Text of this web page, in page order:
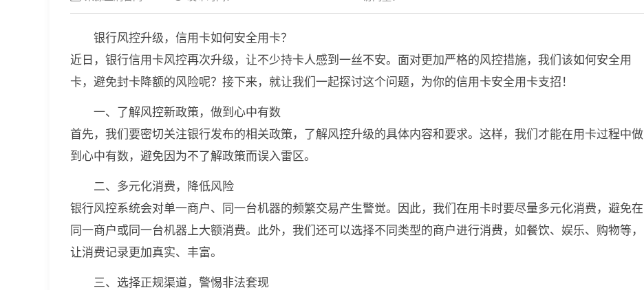
银行风控升级，信用卡如何安全用卡？
近日，银行信用卡风控再次升级，让不少持卡人感到一丝不安。面对更加严格的风控措施，我们该如何安全用
卡，避免封卡降额的风险呢？接下来，就让我们一起探讨这个问题，为你的信用卡安全用卡支招！
一、了解风控新政策，做到心中有数
首先，我们要密切关注银行发布的相关政策，了解风控升级的具体内容和要求。这样，我们才能在用卡过程中做
到心中有数，避免因为不了解政策而误入雷区。
二、多元化消费，降低风险
银行风控系统会对单一商户、同一台机器的频繁交易产生警觉。因此，我们在用卡时要尽量多元化消费，避免在
同一商户或同一台机器上大额消费。此外，我们还可以选择不同类型的商户进行消费，如餐饮、娱乐、购物等，
让消费记录更加真实、丰富。
三、选择正规渠道，警惕非法套现